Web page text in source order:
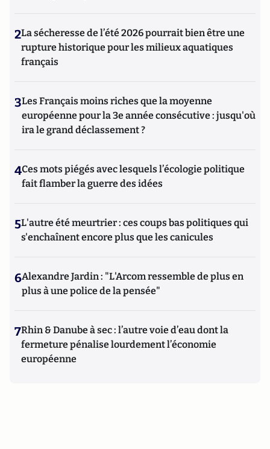
2La sécheresse de l’été 2026 pourrait bien être une
rupture historique pour les milieux aquatiques
français
3Les Français moins riches que la moyenne
européenne pour la 3e année consécutive : jusqu'où
ira le grand déclassement ?
4Ces mots piégés avec lesquels l’écologie politique
fait flamber la guerre des idées
5L'autre été meurtrier : ces coups bas politiques qui
s'enchaînent encore plus que les canicules
6Alexandre Jardin : "L'Arcom ressemble de plus en
plus à une police de la pensée"
7Rhin & Danube à sec : l’autre voie d’eau dont la
fermeture pénalise lourdement l’économie
européenne